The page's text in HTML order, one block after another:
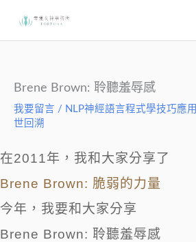
Brene Brown: 聆聽羞辱感
我要留言 / NLP神經語言程式學技巧應用
世回溯
在2011年， 我和大家分享了
Brene Brown: 脆弱的力量
今年，我要和大家分享
Brene Brown: 聆聽羞辱感